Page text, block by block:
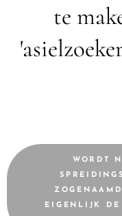
te
WORDT
EIGENLIJK DE